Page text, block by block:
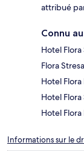
attribué
Connu
Hotel Flora
Flora Stresa
Hotel
Hotel Flora
Hotel
Informations sur le